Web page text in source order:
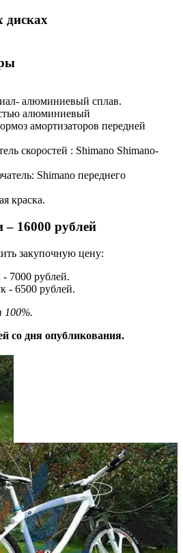
дисках
алюминиевый сплав.
алюминиевый
амортизаторов передней
скоростей : Shimano Shimano-
Shimano переднего
краска.
– 16000 рублей
закупочную цену:
- 7000 рублей.
- 6500 рублей.
100%.
со дня опубликования.